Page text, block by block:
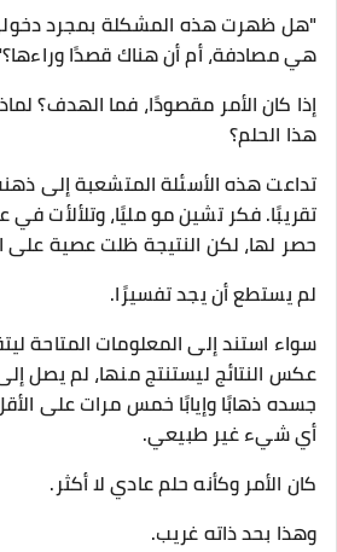
"هل ظهرت هذه المشكلة بمجرد
هي مصادفة، أم أن هناك قصدًا
إذا كان الأمر مقصودًا، فما الهدف؟
هذا الحلم؟
تداعت هذه الأسئلة المتشعبة إلى
تقريبًا. فكر تشين مو مليًا، وتلألأت
حصر لها، لكن النتيجة ظلت عصية على
لم يستطع أن يجد تفسيرًا.
سواء استند إلى المعلومات المتاحة
عكس النتائج ليستنتج منها، لم
جسده ذهابًا وإيابًا خمس مرات على
أي شيء غير طبيعي.
كان الأمر وكأنه حلم عادي لا أكثر.
وهذا بحد ذاته غريب.